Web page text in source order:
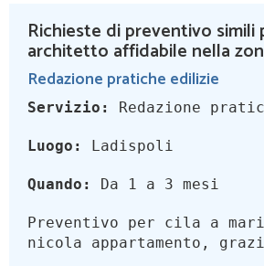
Richieste di preventivo simili
architetto affidabile nella
Redazione pratiche edilizie
Servizio: Redazione
Luogo: Ladispoli
Quando: Da 1 a 3 mesi
Preventivo per cila a
nicola appartamento,